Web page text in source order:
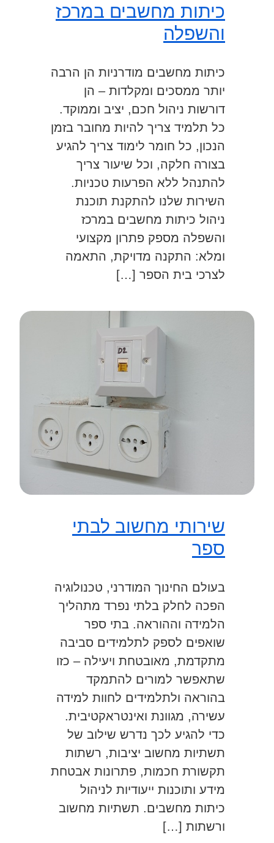
כיתות מחשבים במרכז
והשפלה
כיתות מחשבים מודרניות הן הרבה
יותר ממסכים ומקלדות – הן
דורשות ניהול חכם, יציב וממוקד.
כל תלמיד צריך להיות מחובר בזמן
הנכון, כל חומר לימוד צריך להגיע
בצורה חלקה, וכל שיעור צריך
להתנהל ללא הפרעות טכניות.
השירות שלנו להתקנת תוכנת
ניהול כיתות מחשבים במרכז
והשפלה מספק פתרון מקצועי
ומלא: התקנה מדויקת, התאמה
לצרכי בית הספר […]
שירותי מחשוב לבתי
ספר
בעולם החינוך המודרני, טכנולוגיה
הפכה לחלק בלתי נפרד מתהליך
הלמידה וההוראה. בתי ספר
שואפים לספק לתלמידים סביבה
מתקדמת, מאובטחת ויעילה – כזו
שתאפשר למורים להתמקד
בהוראה ולתלמידים לחוות למידה
עשירה, מגוונת ואינטראקטיבית.
כדי להגיע לכך נדרש שילוב של
תשתיות מחשוב יציבות, רשתות
תקשורת חכמות, פתרונות אבטחת
מידע ותוכנות ייעודיות לניהול
כיתות מחשבים. תשתיות מחשוב
ורשתות […]